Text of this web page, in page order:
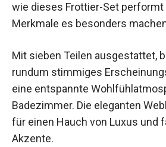
wie dieses Frottier-Set performt
Merkmale es besonders
Mit sieben Teilen ausgestattet,
rundum stimmiges
eine entspannte
Badezimmer. Die eleganten
für einen Hauch von Luxus und
Akzente.